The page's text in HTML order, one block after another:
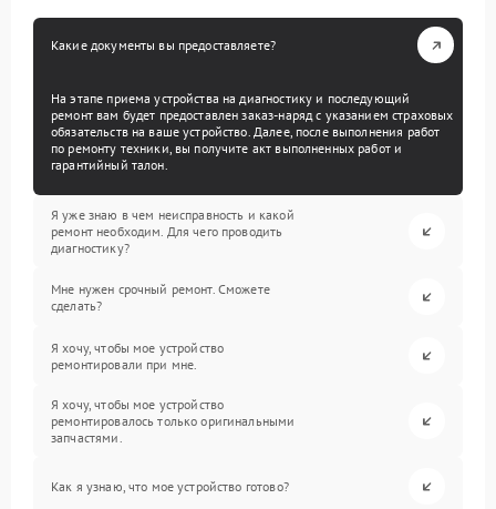
Какие документы вы предоставляете?
На этапе приема устройства на диагностику и последующий
ремонт вам будет предоставлен заказ-наряд с указанием страховых
обязательств на ваше устройство. Далее, после выполнения работ
по ремонту техники, вы получите акт выполненных работ и
гарантийный талон.
Я уже знаю в чем неисправность и какой
ремонт необходим. Для чего проводить
диагностику?
Мне нужен срочный ремонт. Сможете
сделать?
Я хочу, чтобы мое устройство
ремонтировали при мне.
Я хочу, чтобы мое устройство
ремонтировалось только оригинальными
запчастями.
Как я узнаю, что мое устройство готово?